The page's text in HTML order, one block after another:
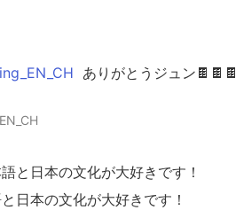
ありがとうジュン🍫🍫🍫
と日本の文化が大好きです！
日本の文化が大好きです！